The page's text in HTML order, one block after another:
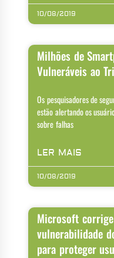
10/08/2019
Milhões de
Vulneráveis ao
Os pesquisadores de
estão alertando os
sobre falhas
LER MAIS
10/08/2019
Microsoft
vulnerabilidade
para proteger